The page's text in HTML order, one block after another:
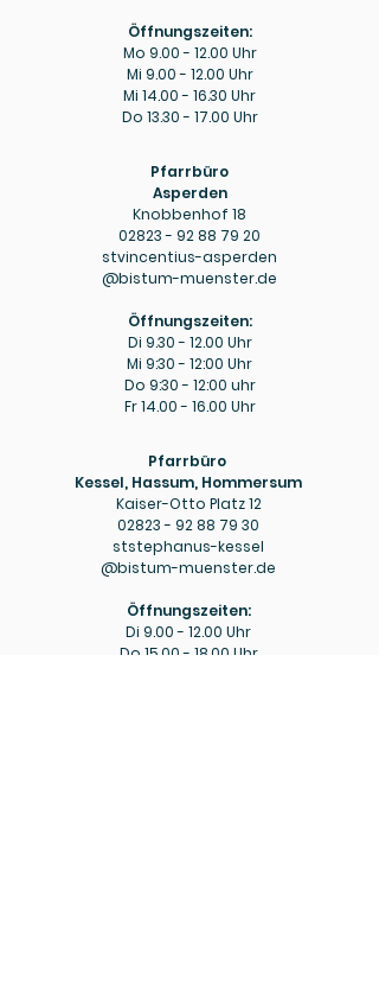
Öffnungszeiten:
Mo 9.00 - 12.00 Uhr
Mi 9.00 - 12.00 Uhr
Mi 14.00 - 16.30 Uhr
Do 13.30 - 17.00 Uhr
Pfarrbüro
Asperden
Knobbenhof 18
02823 - 92 88 79 20
stvincentius-asperden
@bistum-muenster.de
Öffnungszeiten:
Di 9.30 - 12.00 Uhr
Mi 9:30 - 12:00 Uhr
Do 9:30 - 12:00 uhr
Fr14.00 - 16.00 Uhr
Pfarrbüro
Kessel, Hassum, Hommersum
Kaiser-Otto Platz 12
02823 - 92 88 79 30
ststephanus-kessel
@bistum-muenster.de
Öffnungszeiten:
Di 9.00 - 12.00 Uhr
Do 15.00 - 18.00 Uhr